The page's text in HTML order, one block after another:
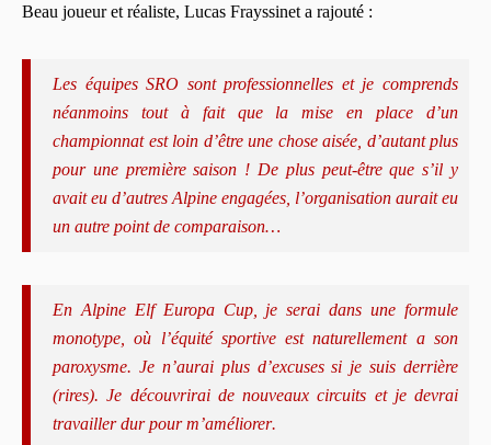
Beau joueur et réaliste, Lucas Frayssinet a rajouté :
Les équipes SRO sont professionnelles et je comprends
néanmoins tout à fait que la mise en place d’un
championnat est loin d’être une chose aisée, d’autant plus
pour une première saison ! De plus peut-être que s’il y
avait eu d’autres Alpine engagées, l’organisation aurait eu
un autre point de comparaison…
En Alpine Elf Europa Cup, je serai dans une formule
monotype, où l’équité sportive est naturellement a son
paroxysme. Je n’aurai plus d’excuses si je suis derrière
(rires). Je découvrirai de nouveaux circuits et je devrai
travailler dur pour m’améliorer.